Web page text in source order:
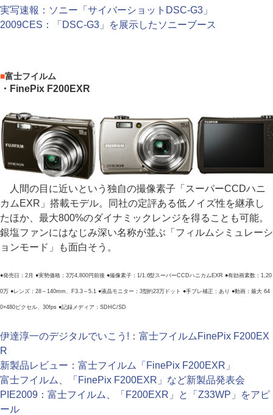
実写速報：ソニー「サイバーショットDSC-G3」
2009CES：「DSC-G3」を展示したソニーブース
■富士フイルム
・FinePix F200EXR
人間の目に近いという独自の撮像素子「スーパーCCDハニ
カムEXR」搭載モデル。同社の定評ある低ノイズ性を継承し
たほか、最大800%のダイナミックレンジを得ることも可能。
銀塩ファンにはなじみ深い名称が並ぶ「フィルムシミュレーシ
ョンモード」も面白そう。
●発売日：2月 ●実勢価格：3万4,800円前後 ●撮像素子：1/1.6型スーパーCCDハニカムEXR ●有効画素数：1,20
0万 ●レンズ：28～140mm、F3.3～5.1 ●液晶モニター：3型約23万ドット ●手ブレ補正：あり ●動画：最大 64
0×480ピクセル、30fps ●記録メディア：SDHC/SD
伊達淳一のデジタルでいこう!：富士フイルムFinePix F200EX
R
新製品レビュー：富士フイルム「FinePix F200EXR」
富士フイルム、「FinePix F200EXR」など新製品発表会
PIE2009：富士フイルム、「F200EXR」と「Z33WP」をアピ
ール